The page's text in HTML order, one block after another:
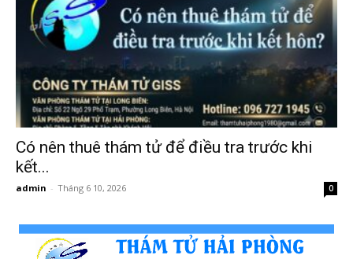
Phòng,
Tham
Có nên thuê thám tử để điều tra trước khi
kết...
admin - Tháng 6 10, 2026 0